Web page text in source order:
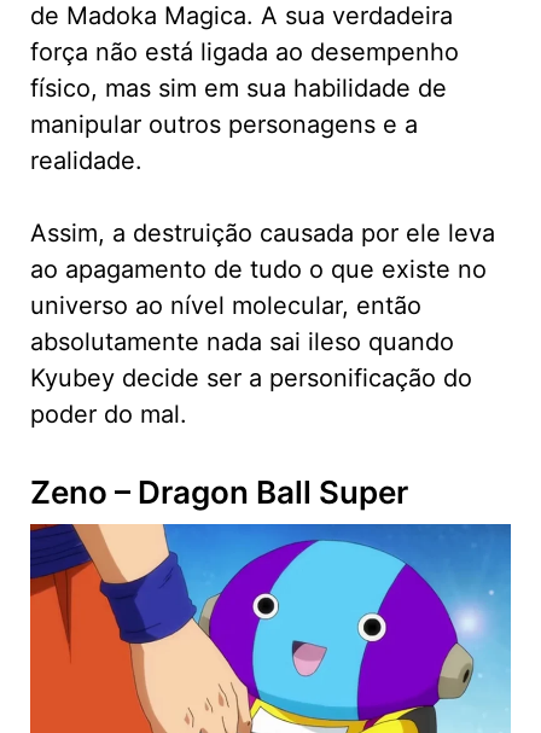
de Madoka Magica. A sua verdadeira
força não está ligada ao desempenho
físico, mas sim em sua habilidade de
manipular outros personagens e a
realidade.
Assim, a destruição causada por ele leva
ao apagamento de tudo o que existe no
universo ao nível molecular, então
absolutamente nada sai ileso quando
Kyubey decide ser a personificação do
poder do mal.
Zeno – Dragon Ball Super